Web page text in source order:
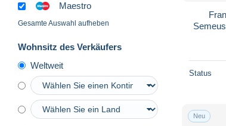
Maestro
Gesamte Auswahl aufheben
Wohnsitz des Verkäufers
Weltweit
Status
Neu